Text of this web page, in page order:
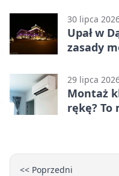
30 lipca
Upał w
zasady
29 lipca
Montaż
rękę? To
<< Poprzedni